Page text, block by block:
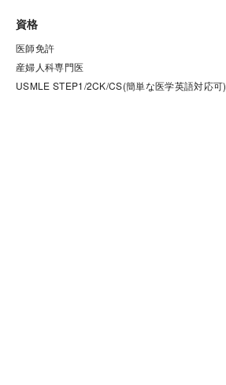
資格
医師免許
産婦人科専門医
USMLE STEP1/2CK/CS(簡単な医学英語対応可)